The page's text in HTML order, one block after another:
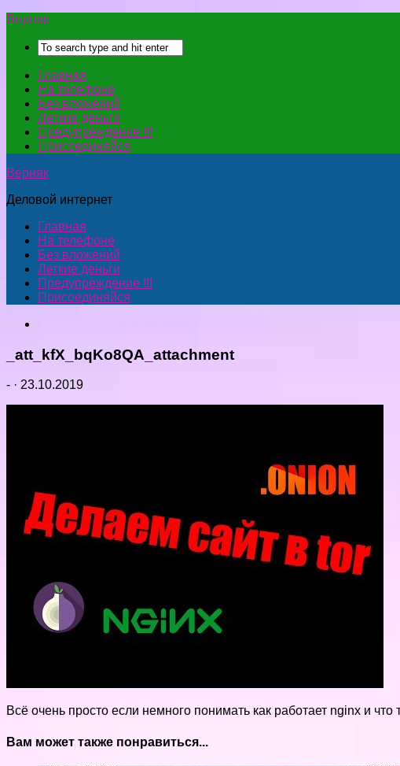
Верняк
Главная
На телефоне
Без вложений
Легкие деньги
Предупреждение !!!
Присоединяйся
Верняк
Деловой интернет
Главная
На телефоне
Без вложений
Легкие деньги
Предупреждение !!!
Присоединяйся
_att_kfX_bqKo8QA_attachment
- · 23.10.2019
Всё очень просто если немного понимать как работает nginx и
Вам может также понравиться...